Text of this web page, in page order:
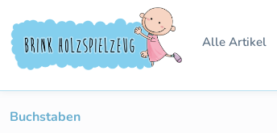
Hauptinhalt springen
Zur Suche springen
Zur Hauptnavigation springen
Alle Artikel
Buchstaben